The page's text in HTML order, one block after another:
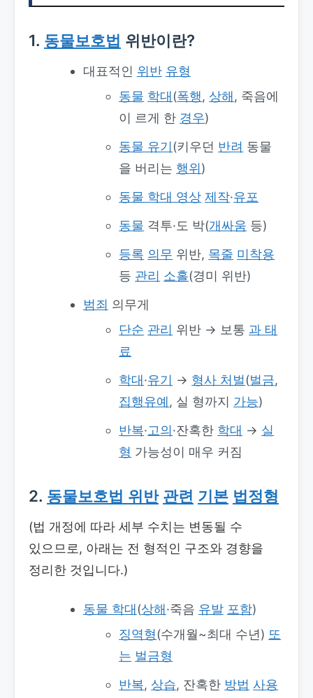
1. 동물보호법 위반이란?
대표적인 위반 유형
동물 학대(폭행, 상해, 죽음에
이 르게 한 경우)
동물 유기 (키우던 반려 동물
을 버리는 행위)
동물 학대 영상 제작·유포
동물 격투·도 박(개싸움 등)
등록 의무 위반, 목줄 미착용
등 관리 소홀(경미 위반)
범죄 의무게
단순 관리 위반 → 보통 과 태
료
학대·유기 → 형사 처벌 (벌금,
집행유예, 실 형까지 가능)
반복·고의·잔혹한 학대 → 실
형 가능성이 매우 커짐
2. 동물보호법 위반 관련 기본 법정형
(법 개정에 따라 세부 수치는 변동될 수
있으므로, 아래는 전 형적인 구조와 경향을
정리한 것입니다.)
동물 학대(상해·죽음 유발 포함)
징역형(수개월~최대 수년) 또
는 벌금형
반복, 상습, 잔혹한 방법 사용